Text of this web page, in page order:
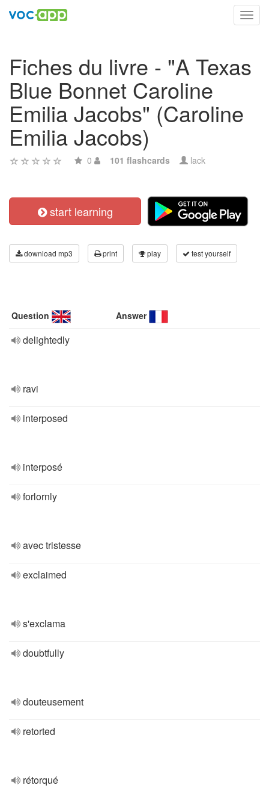
Fiches du livre - "A Texas
Blue Bonnet Caroline
Emilia Jacobs" (Caroline
Emilia Jacobs)
0 101 flashcards lack
start learning
download mp3 print play test yourself
Question Answer
delightedly
ravi
interposed
interposé
forlornly
avec tristesse
exclaimed
s'exclama
doubtfully
douteusement
retorted
rétorqué